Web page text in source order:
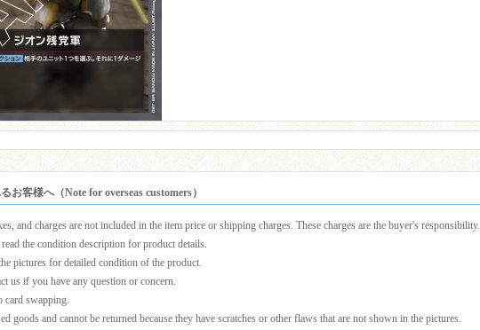
お客様へ（Note for overseas customers）
and charges are not included in the item price or shipping charges. These charges are the buyer's responsibility.
read the condition description for product details.
pictures for detailed condition of the product.
us if you have any question or concern.
card swapping.
goods and cannot be returned because they have scratches or other flaws that are not shown in the pictures.